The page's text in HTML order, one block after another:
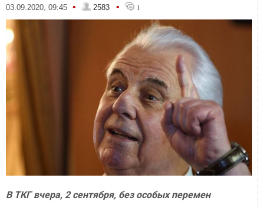
03.09.2020, 09:45 • 2583 • 1
В ТКГ вчера, 2 сентября, без особых перемен